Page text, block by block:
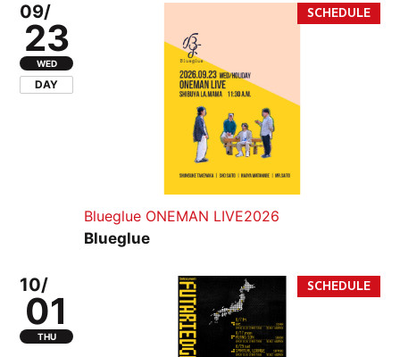
09/
23
WED
DAY
Blueglue ONEMAN LIVE2026
Blueglue
10/
01
THU